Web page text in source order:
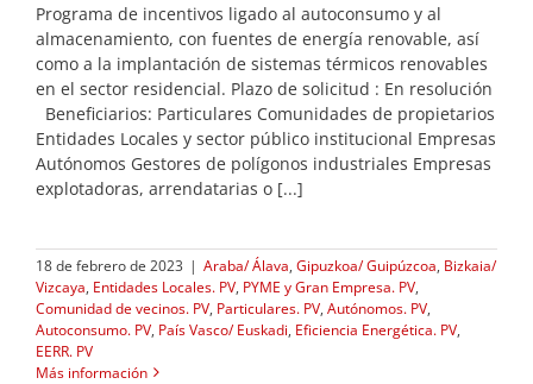
Programa de incentivos ligado al autoconsumo y al
almacenamiento, con fuentes de energía renovable, así
como a la implantación de sistemas térmicos renovables
en el sector residencial. Plazo de solicitud : En resolución
Beneficiarios: Particulares Comunidades de propietarios
Entidades Locales y sector público institucional Empresas
Autónomos Gestores de polígonos industriales Empresas
explotadoras, arrendatarias o [...]
18 de febrero de 2023 | Araba/ Álava, Gipuzkoa/ Guipúzcoa, Bizkaia/
Vizcaya, Entidades Locales. PV, PYME y Gran Empresa. PV,
Comunidad de vecinos. PV, Particulares. PV, Autónomos. PV,
Autoconsumo. PV, País Vasco/ Euskadi, Eficiencia Energética. PV,
EERR. PV
Más información